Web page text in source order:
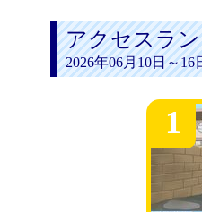
アクセスラ
2026年06月10日～16
1